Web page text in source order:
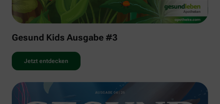
Gesund Kids Ausgabe #3
Jetzt entdecken